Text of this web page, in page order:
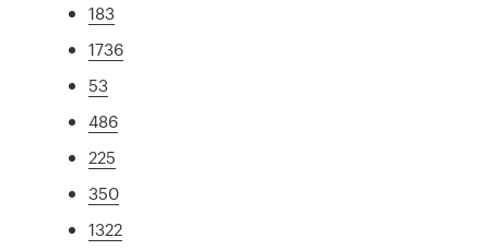
183
1736
53
486
225
350
1322